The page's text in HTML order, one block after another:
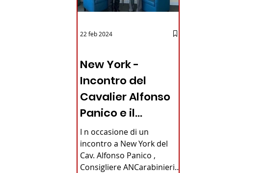
New York -
Incontro del
Cavalier Alfonso
Panico e il
Generale dei
Carabinieri
Fabrizio Parrulli
I n occasione di un
incontro a New York del
Cav. Alfonso Panico ,
Consigliere ANCarabinieri
22 feb 2024